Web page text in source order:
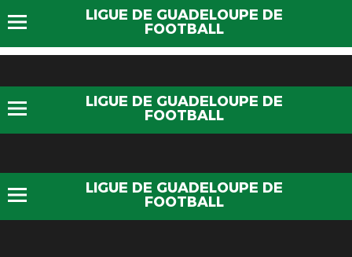
LIGUE DE GUADELOUPE DE
FOOTBALL